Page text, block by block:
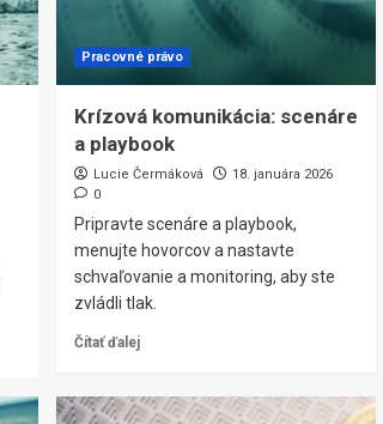
Pracovné právo
Krízová komunikácia: scenáre
a playbook
Lucie Čermáková
18. januára 2026
0
Pripravte scenáre a playbook,
menujte hovorcov a nastavte
schvaľovanie a monitoring, aby ste
zvládli tlak.
Čítať ďalej